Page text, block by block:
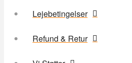
Lejebetingelser
Refund & Retur